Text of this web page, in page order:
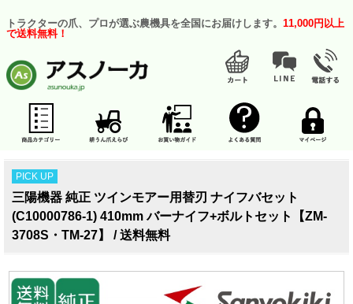
トラクターの爪、プロが選ぶ農機具を全国にお届けします。 11,000円以上
で送料無料！
PICK UP
三陽機器 純正 ツインモアー用替刃 ナイフバセット
(C10000786-1) 410mm バーナイフ+ボルトセット【ZM-
3708S・TM-27】 / 送料無料